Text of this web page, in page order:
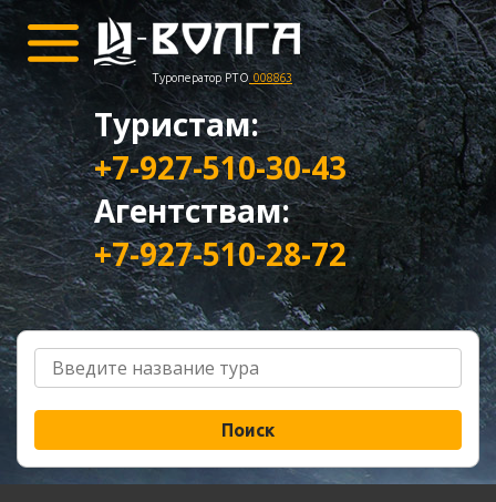
Туроператор РТО 008863
Туристам:
+7-927-510-30-43
Агентствам:
+7-927-510-28-72
Поиск